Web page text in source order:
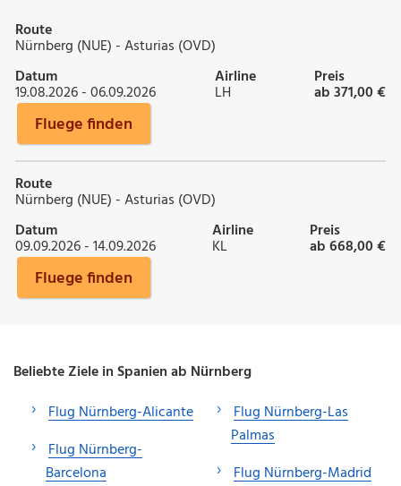
Route
Nürnberg (NUE) - Asturias (OVD)
Datum
19.08.2026 - 06.09.2026
Airline
LH
Preis
ab 371,00 €
Fluege finden
Route
Nürnberg (NUE) - Asturias (OVD)
Datum
09.09.2026 - 14.09.2026
Airline
KL
Preis
ab 668,00 €
Fluege finden
Beliebte Ziele in Spanien ab Nürnberg
Flug Nürnberg-Alicante
Flug Nürnberg-
Barcelona
Flug Nürnberg-Las
Palmas
Flug Nürnberg-Madrid